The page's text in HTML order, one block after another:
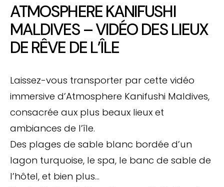
ATMOSPHERE KANIFUSHI
MALDIVES – VIDÉO DES LIEUX
DE RÊVE DE L’ÎLE
Laissez-vous transporter par cette vidéo
immersive d’Atmosphere Kanifushi Maldives,
consacrée aux plus beaux lieux et
ambiances de l’île.
Des plages de sable blanc bordée d’un
lagon turquoise, le spa, le banc de sable de
l’hôtel, et bien plus…